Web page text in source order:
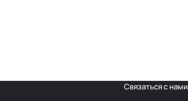
Связаться с нами